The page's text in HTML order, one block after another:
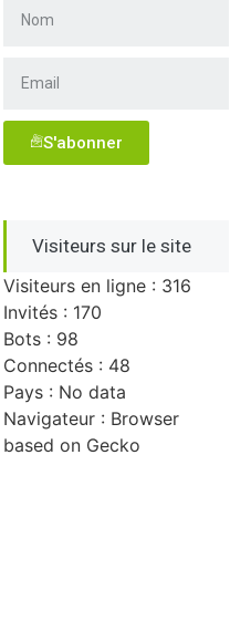
S'abonner
Visiteurs sur le site
Visiteurs en ligne : 316
Invités : 170
Bots : 98
Connectés : 48
Pays : No data
Navigateur : Browser
based on Gecko